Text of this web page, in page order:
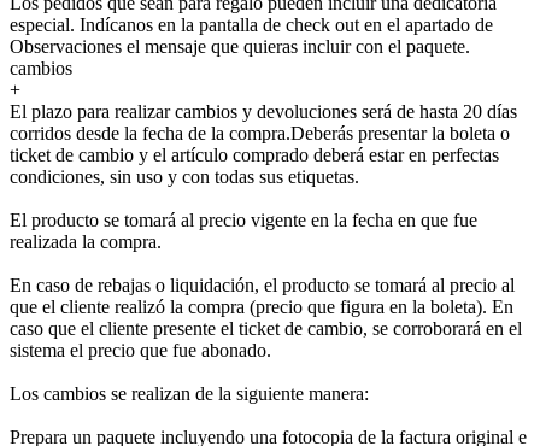
especial. Indícanos en la pantalla de check out en el apartado de
Observaciones el mensaje que quieras incluir con el paquete.
cambios
+
El plazo para realizar cambios y devoluciones será de hasta 20 días
corridos desde la fecha de la compra.Deberás presentar la boleta o
ticket de cambio y el artículo comprado deberá estar en perfectas
condiciones, sin uso y con todas sus etiquetas.
El producto se tomará al precio vigente en la fecha en que fue
realizada la compra.
En caso de rebajas o liquidación, el producto se tomará al precio al
que el cliente realizó la compra (precio que figura en la boleta). En
caso que el cliente presente el ticket de cambio, se corroborará en el
sistema el precio que fue abonado.
Los cambios se realizan de la siguiente manera:
Prepara un paquete incluyendo una fotocopia de la factura original e